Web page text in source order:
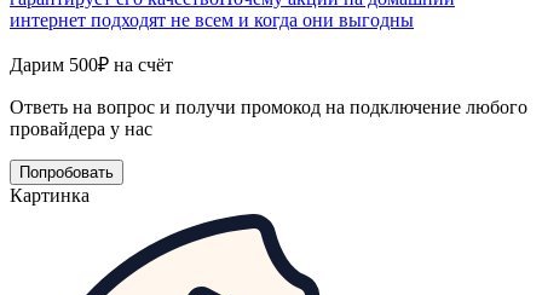
интернет подходят не всем и когда они выгодны
Дарим 500₽ на счёт
Ответь на вопрос и получи промокод на подключение любого
провайдера у нас
Попробовать
Картинка